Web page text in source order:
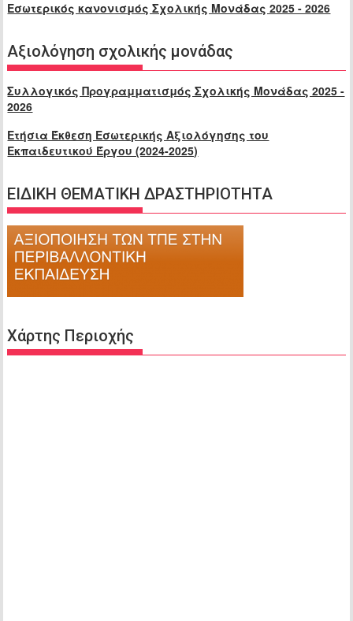
Εσωτερικός κανονισμός Σχολικής Μονάδας 2025 - 2026
Αξιολόγηση σχολικής μονάδας
Συλλογικός Προγραμματισμός Σχολικής Μονάδας 2025 -
2026
Ετήσια Έκθεση Εσωτερικής Αξιολόγησης του
Εκπαιδευτικού Έργου (2024-2025)
ΕΙΔΙΚΗ ΘΕΜΑΤΙΚΗ ΔΡΑΣΤΗΡΙΟΤΗΤΑ
Χάρτης Περιοχής